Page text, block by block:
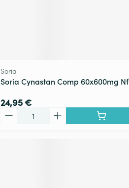
Soria
Soria Cynastan Comp 60x600mg Nf
24,95 €